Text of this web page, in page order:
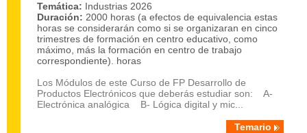
Temática: Industrias 2026
Duración: 2000 horas (a efectos de equivalencia estas
horas se considerarán como si se organizaran en cinco
trimestres de formación en centro educativo, como
máximo, más la formación en centro de trabajo
correspondiente). horas
Los Módulos de este Curso de FP Desarrollo de
Productos Electrónicos que deberás estudiar son: A-
Electrónica analógica B- Lógica digital y mic...
Temario